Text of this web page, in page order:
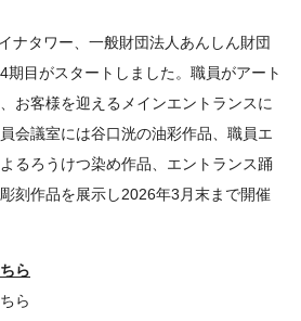
ナタワー、一般財団法人あんしん財団
期目がスタートしました。職員がアート
お客様を迎えるメインエントランスに
会議室には谷口洸の油彩作品、職員エ
るろうけつ染め作品、エントランス踊
刻作品を展示し2026年3月末まで開催
ら
ら